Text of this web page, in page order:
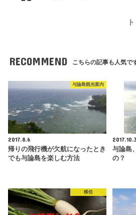
RECOMMEND こちらの記事も人気で
与論島観光案内
2017.8.6
帰りの飛行機が欠航になったとき
でも与論島を楽しむ方法
与論島
の？
移住